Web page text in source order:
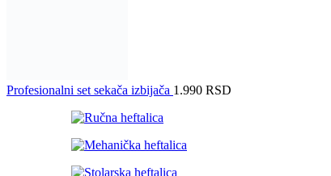
Profesionalni set sekača izbijača 1.990 RSD